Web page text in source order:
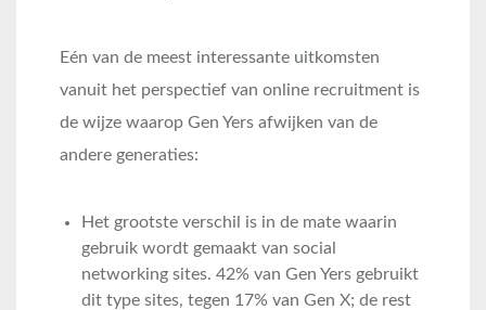
Eén van de meest interessante uitkomsten
vanuit het perspectief van online recruitment is
de wijze waarop Gen Yers afwijken van de
andere generaties:
Het grootste verschil is in de mate waarin
gebruik wordt gemaakt van social
networking sites. 42% van Gen Yers gebruikt
dit type sites, tegen 17% van Gen X; de rest